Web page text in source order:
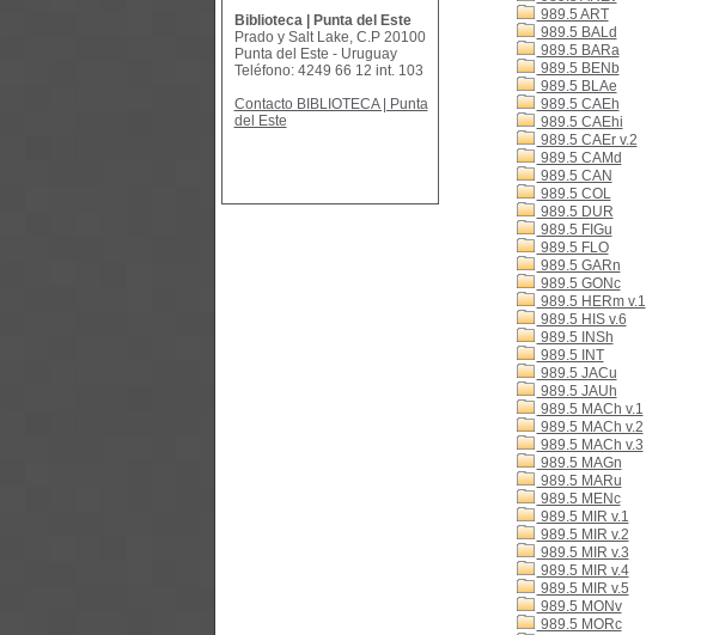
989.5 ART
989.5 BALd
989.5 BARa
989.5 BENb
989.5 BLAe
989.5 CAEh
989.5 CAEhi
989.5 CAEr v.2
989.5 CAMd
989.5 CAN
989.5 COL
989.5 DUR
989.5 FIGu
989.5 FLO
989.5 GARn
989.5 GONc
989.5 HERm v.1
989.5 HIS v.6
989.5 INSh
989.5 INT
989.5 JACu
989.5 JAUh
989.5 MACh v.1
989.5 MACh v.2
989.5 MACh v.3
989.5 MAGn
989.5 MARu
989.5 MENc
989.5 MIR v.1
989.5 MIR v.2
989.5 MIR v.3
989.5 MIR v.4
989.5 MIR v.5
989.5 MONv
989.5 MORc
Biblioteca | Punta del Este
Prado y Salt Lake, C.P 20100
Punta del Este - Uruguay
Teléfono: 4249 66 12 int. 103
Contacto BIBLIOTECA | Punta
del Este